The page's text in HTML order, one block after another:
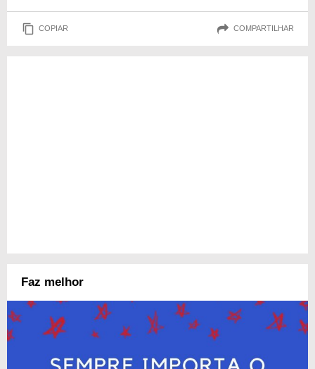
COPIAR COMPARTILHAR
Faz melhor